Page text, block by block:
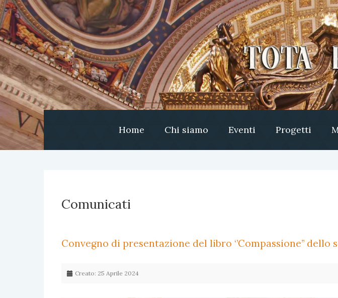
Home Chi siamo Eventi Progetti
Comunicati
Convegno di presentazione del libro ‘’Compassione’’
Creato: 25 Aprile 2024